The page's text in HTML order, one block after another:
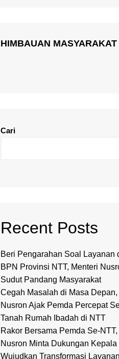
HIMBAUAN MASYARAKAT
Cari
Recent Posts
Beri Pengarahan Soal Layanan
BPN Provinsi NTT, Menteri
Sudut Pandang Masyarakat
Cegah Masalah di Masa Depan,
Nusron Ajak Pemda Percepat
Tanah Rumah Ibadah di NTT
Rakor Bersama Pemda Se-
Nusron Minta Dukungan Kepala
Wujudkan Transformasi Layanan